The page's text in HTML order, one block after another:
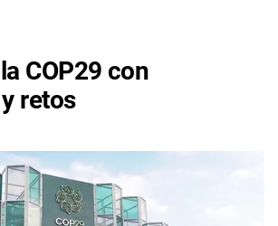
COP29 con
retos